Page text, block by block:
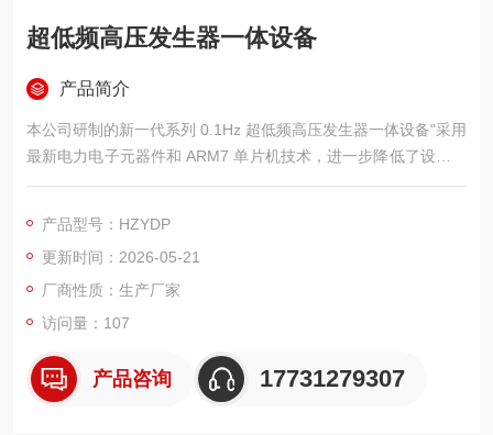
超低频高压发生器一体设备
产品简介
本公司研制的新一代系列 0.1Hz 超低频高压发生器一体设备"采用
最新电力电子元器件和 ARM7 单片机技术，进一步降低了设备的
体积和重量，操作简单，性能更稳定，克服了第一代机械式升压
产品型号：HZYDP
更新时间：2026-05-21
厂商性质：生产厂家
访问量：107
产品咨询 17731279307